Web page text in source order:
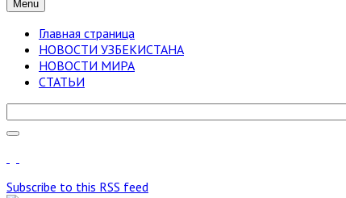
Menu
Главная страница
НОВОСТИ УЗБЕКИСТАНА
НОВОСТИ МИРА
СТАТЬИ
Subscribe to this RSS feed